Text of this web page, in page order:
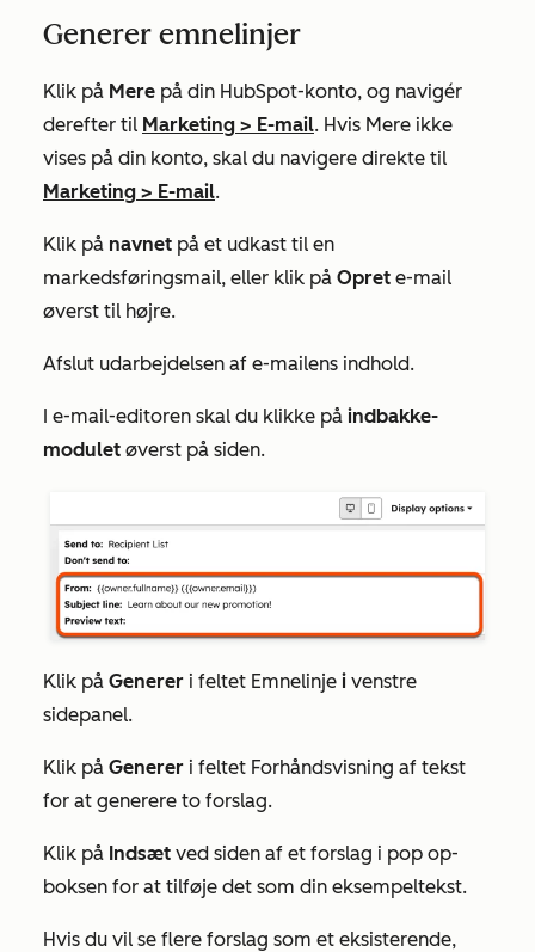
Generer emnelinjer
Klik på Mere på din HubSpot-konto, og navigér
derefter til Marketing > E-mail. Hvis Mere ikke
vises på din konto, skal du navigere direkte til
Marketing > E-mail.
Klik på navnet på et udkast til en
markedsføringsmail, eller klik på Opret e-mail
øverst til højre.
Afslut udarbejdelsen af e-mailens indhold.
I e-mail-editoren skal du klikke på indbakke-
modulet øverst på siden.
Klik på Generer i feltet Emnelinje i venstre
sidepanel.
Klik på Generer i feltet Forhåndsvisning af tekst
for at generere to forslag.
Klik på Indsæt ved siden af et forslag i pop op-
boksen for at tilføje det som din eksempeltekst.
Hvis du vil se flere forslag som et eksisterende,